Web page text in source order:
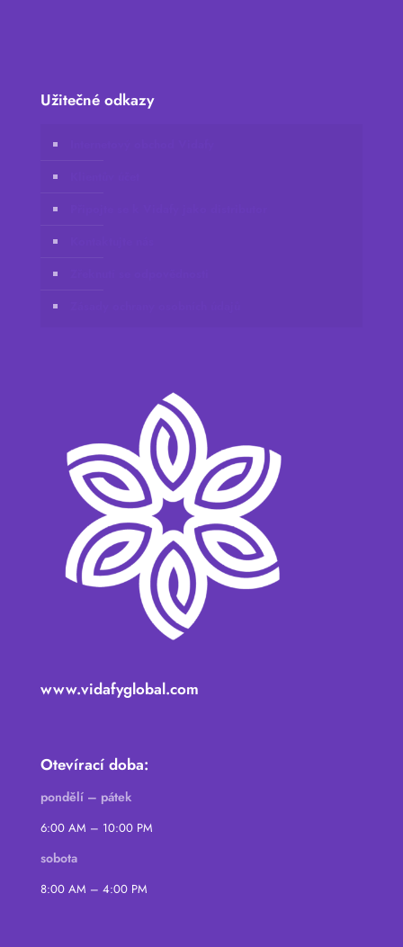
Užitečné odkazy
www.vidafyglobal.com
Otevírací doba:
pondělí – pátek
6:00 AM – 10:00 PM
sobota
8:00 AM – 4:00 PM